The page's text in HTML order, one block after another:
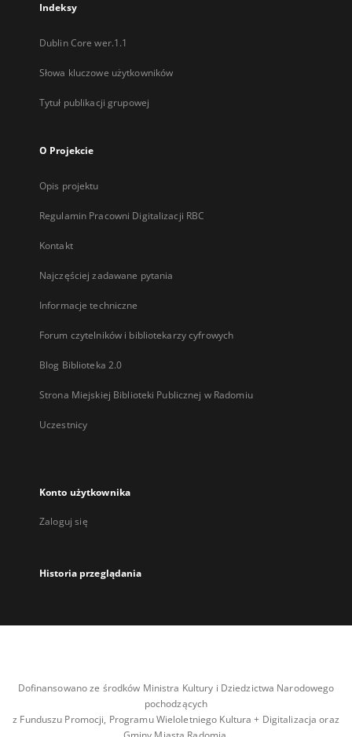
Indeksy
Dublin Core wer.1.1
Słowa kluczowe użytkowników
Tytuł publikacji grupowej
O Projekcie
Opis projektu
Regulamin Pracowni Digitalizacji RBC
Kontakt
Najczęściej zadawane pytania
Informacje techniczne
Forum czytelników i bibliotekarzy cyfrowych
Blog Biblioteka 2.0
Strona Miejskiej Biblioteki Publicznej w Radomiu
Uczestnicy
Konto użytkownika
Zaloguj się
Historia przeglądania
Dofinansowano ze środków Ministra Kultury i Dziedzictwa Narodowego
pochodzących
z Funduszu Promocji, Programu Wieloletniego Kultura + Digitalizacja oraz